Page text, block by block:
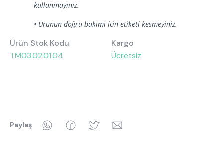
kullanmayınız.
• Ürünün doğru bakımı için etiketi kesmeyiniz.
Ürün Stok Kodu
TM03.02.01.04
Kargo
Ücretsiz
Paylaş WhatsAppFacebookTwitter